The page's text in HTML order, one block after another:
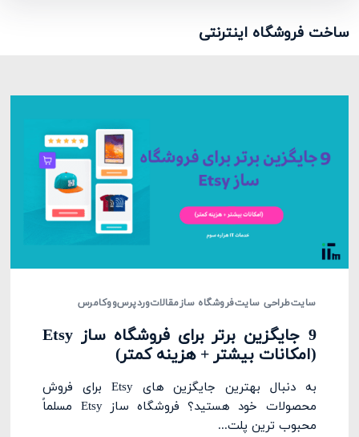
ساخت فروشگاه اینترنتی
سایتطراحی سایتفروشگاه سازمقالاتوردپرسووکامرس
9 جایگزین برتر برای فروشگاه ساز Etsy
(امکانات بیشتر + هزینه کمتر)
به دنبال بهترین جایگزین های Etsy برای فروش
محصولات خود هستید؟ فروشگاه ساز Etsy مسلماً
محبوب ترین پلت...